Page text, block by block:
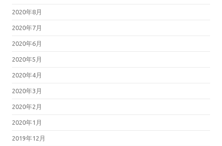
2020年8月
2020年7月
2020年6月
2020年5月
2020年4月
2020年3月
2020年2月
2020年1月
2019年12月